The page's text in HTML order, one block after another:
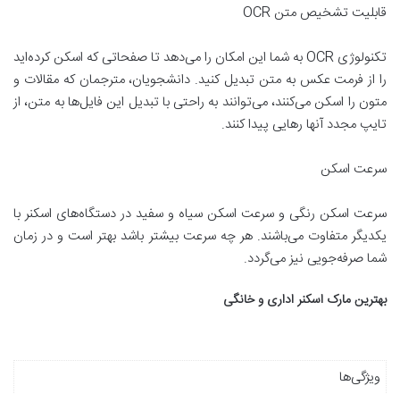
قابلیت تشخیص متن OCR
تکنولوژی OCR به شما این امکان را می‌دهد تا صفحاتی که اسکن کرده‌اید
را از فرمت عکس به متن تبدیل کنید. دانشجویان، مترجمان که مقالات و
متون را اسکن می‌کنند، می‌توانند به راحتی با تبدیل این فایل‌ها به متن، از
تایپ مجدد آنها رهایی پیدا کنند.
سرعت اسکن
سرعت اسکن رنگی و سرعت اسکن سیاه و سفید در دستگاه‌های اسکنر با
یکدیگر متفاوت می‌باشند. هر چه سرعت بیشتر باشد بهتر است و در زمان
شما صرفه‌جویی نیز می‌گردد.
بهترین مارک اسکنر اداری و خانگی
ویژگی‌ها